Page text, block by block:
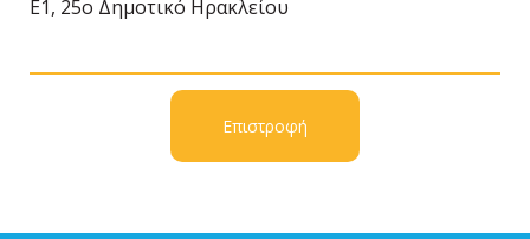
Ε1, 25ο Δημοτικό Ηρακλείου
Επιστροφή